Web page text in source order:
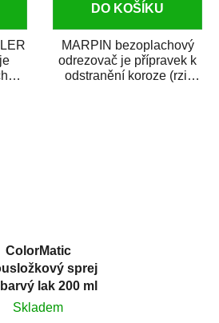
DO KOŠÍKU
MARPIN bezoplachový
odrezovač je přípravek k
odstranění koroze (rzi)
ColorMatic
sprej
lak 200 ml
Skladem